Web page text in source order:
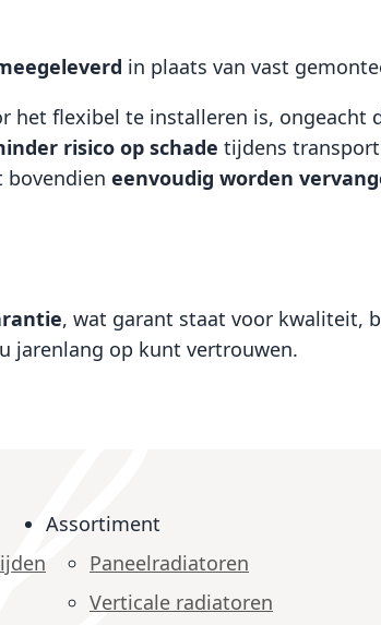
in plaats van vast
het flexibel te installeren is, ongeacht
risico op schade tijdens
bovendien eenvoudig worden
, wat garant staat voor kwaliteit,
jarenlang op kunt vertrouwen.
Assortiment
Paneelradiatoren
Verticale radiatoren